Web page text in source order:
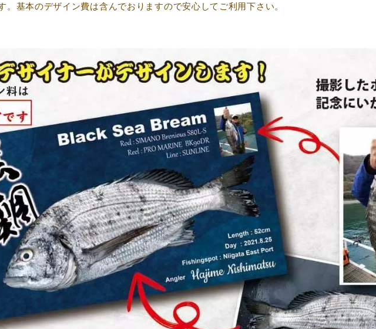
。基本のデザイン費は含んでおりますので安心してご利用下さい。